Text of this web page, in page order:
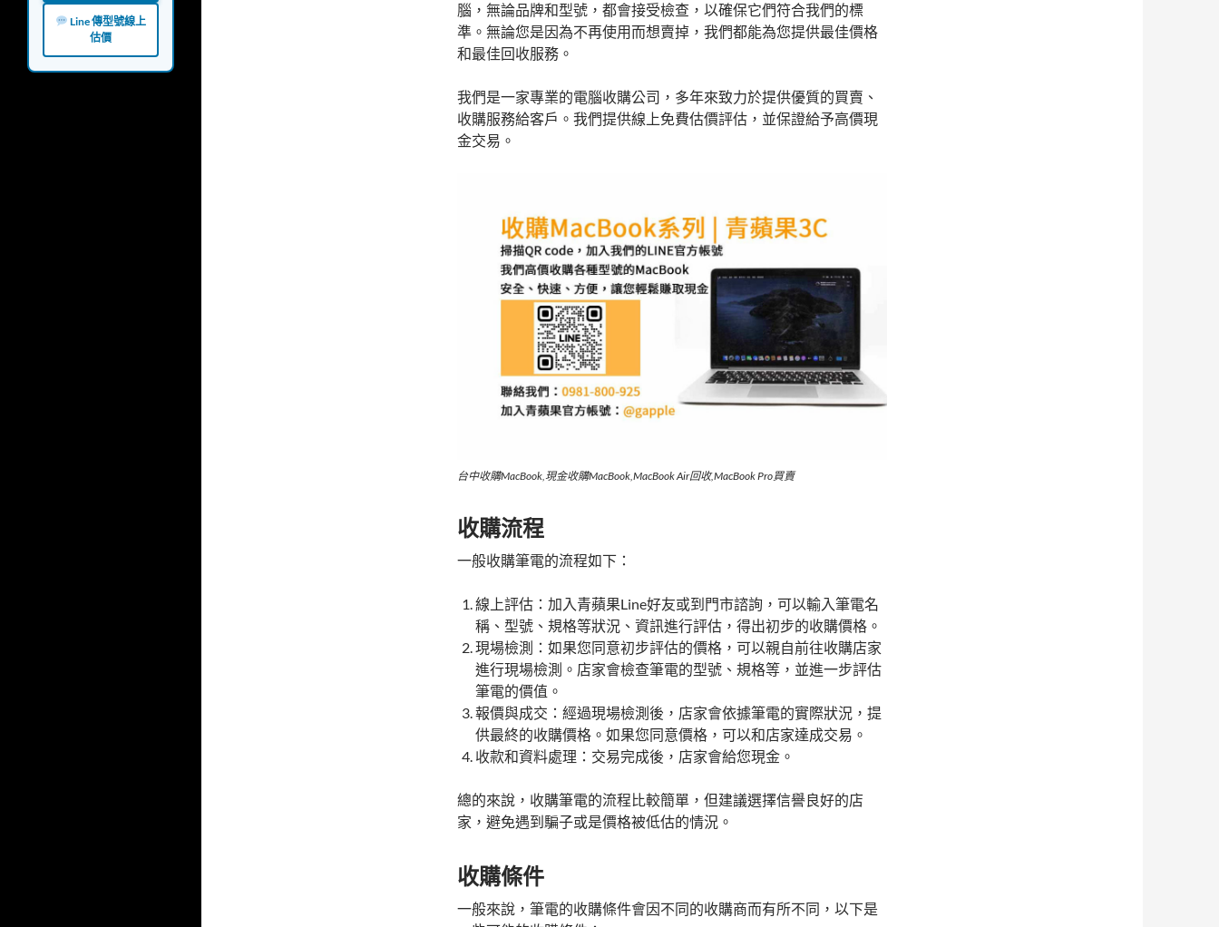
腦，無論品牌和型號，都會接受檢查，以確保它們符合我們的標
準。無論您是因為不再使用而想賣掉，我們都能為您提供最佳價格
和最佳回收服務。
我們是一家專業的電腦收購公司，多年來致力於提供優質的買賣、
收購服務給客戶。我們提供線上免費估價評估，並保證給予高價現
金交易。
台中收購MacBook,現金收購MacBook,MacBook Air回收,MacBook Pro買賣
收購流程
一般收購筆電的流程如下：
線上評估：加入青蘋果Line好友或到門市諮詢，可以輸入筆電名
稱、型號、規格等狀況、資訊進行評估，得出初步的收購價格。
現場檢測：如果您同意初步評估的價格，可以親自前往收購店家
進行現場檢測。店家會檢查筆電的型號、規格等，並進一步評估
筆電的價值。
報價與成交：經過現場檢測後，店家會依據筆電的實際狀況，提
供最終的收購價格。如果您同意價格，可以和店家達成交易。
收款和資料處理：交易完成後，店家會給您現金。
總的來說，收購筆電的流程比較簡單，但建議選擇信譽良好的店
家，避免遇到騙子或是價格被低估的情況。
收購條件
一般來說，筆電的收購條件會因不同的收購商而有所不同，以下是
Line 傳型號線上
估價